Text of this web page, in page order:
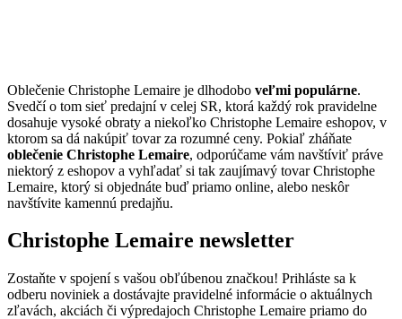
Oblečenie Christophe Lemaire je dlhodobo veľmi populárne.
Svedčí o tom sieť predajní v celej SR, ktorá každý rok pravidelne
dosahuje vysoké obraty a niekoľko Christophe Lemaire eshopov, v
ktorom sa dá nakúpiť tovar za rozumné ceny. Pokiaľ zháňate
oblečenie Christophe Lemaire, odporúčame vám navštíviť práve
niektorý z eshopov a vyhľadať si tak zaujímavý tovar Christophe
Lemaire, ktorý si objednáte buď priamo online, alebo neskôr
navštívite kamennú predajňu.
Christophe Lemaire newsletter
Zostaňte v spojení s vašou obľúbenou značkou! Prihláste sa k
odberu noviniek a dostávajte pravidelné informácie o aktuálnych
zľavách, akciách či výpredajoch Christophe Lemaire priamo do